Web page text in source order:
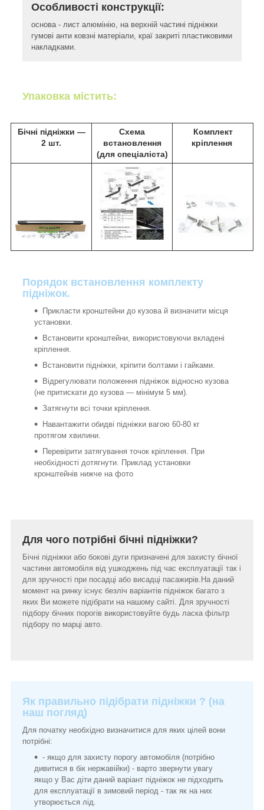
Особливості конструкції:
основа - лист алюмінію, на верхній частині підніжки
гумові анти ковзні матеріали, краї закриті пластиковими
накладками.
Упаковка містить:
Бічні підніжки ―
2 шт.
Схема
встановлення
(для спеціаліста)
Комплект
кріплення
Порядок встановлення комплекту
підніжок.
Прикласти кронштейни до кузова й визначити місця
установки.
Встановити кронштейни, використовуючи вкладені
кріплення.
Встановити підніжки, кріпити болтами і гайками.
Відрегулювати положення підніжок відносно кузова
(не притискати до кузова ― мінімум 5 мм).
Затягнути всі точки кріплення.
Навантажити обидві підніжки вагою 60-80 кг
протягом хвилини.
Перевірити затягування точок кріплення. При
необхідності дотягнути. Приклад установки
кронштейнів нижче на фото
Для чого потрібні бічні підніжки?
Бічні підніжки або бокові дуги призначені для захисту бічної
частини автомобіля від ушкоджень під час експлуатації так і
для зручності при посадці або висадці пасажирів.На даний
момент на ринку існує безліч варіантів підніжок багато з
яких Ви можете підібрати на нашому сайті. Для зручності
підбору бічних порогів використовуйте будь ласка фільтр
підбору по марці авто.
Як правильно підібрати підніжки ? (на
наш погляд)
Для початку необхідно визначитися для яких цілей вони
потрібні:
- якщо для захисту порогу автомобіля (потрібно
дивитися в бік нержавійки) - варто звернути увагу
якщо у Вас діти даний варіант підніжок не підходить
для експлуатації в зимовий період - так як на них
утворюється лід.